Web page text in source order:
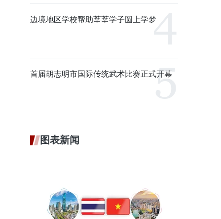
边境地区学校帮助莘莘学子圆上学梦
首届胡志明市国际传统武术比赛正式开幕
图表新闻